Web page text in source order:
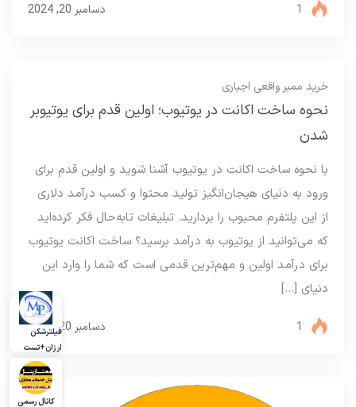
دسامبر 20, 2024 1
خرید ممبر واقعی اجباری
نحوه ساخت اکانت در یوتیوب؛ اولین قدم برای یوتیوبر
شدن
با نحوه ساخت اکانت در یوتیوب آشنا شوید و اولین قدم برای
ورود به دنیای هیجان‌انگیز تولید محتوا و کسب درآمد دلاری
از این پلتفرم محبوب را بردارید. تبلیغات تا‌به‌حال فکر کرده‌اید
که می‌توانید از یوتیوب به درآمد برسید؟ ساخت اکانت یوتیوب
برای درآمد اولین و مهم‌ترین قدمی است که شما را وارد این
دنیای […]
دسامبر 20, 2024 1
فیلترشکن
ارزان+تست
کانال رسمی